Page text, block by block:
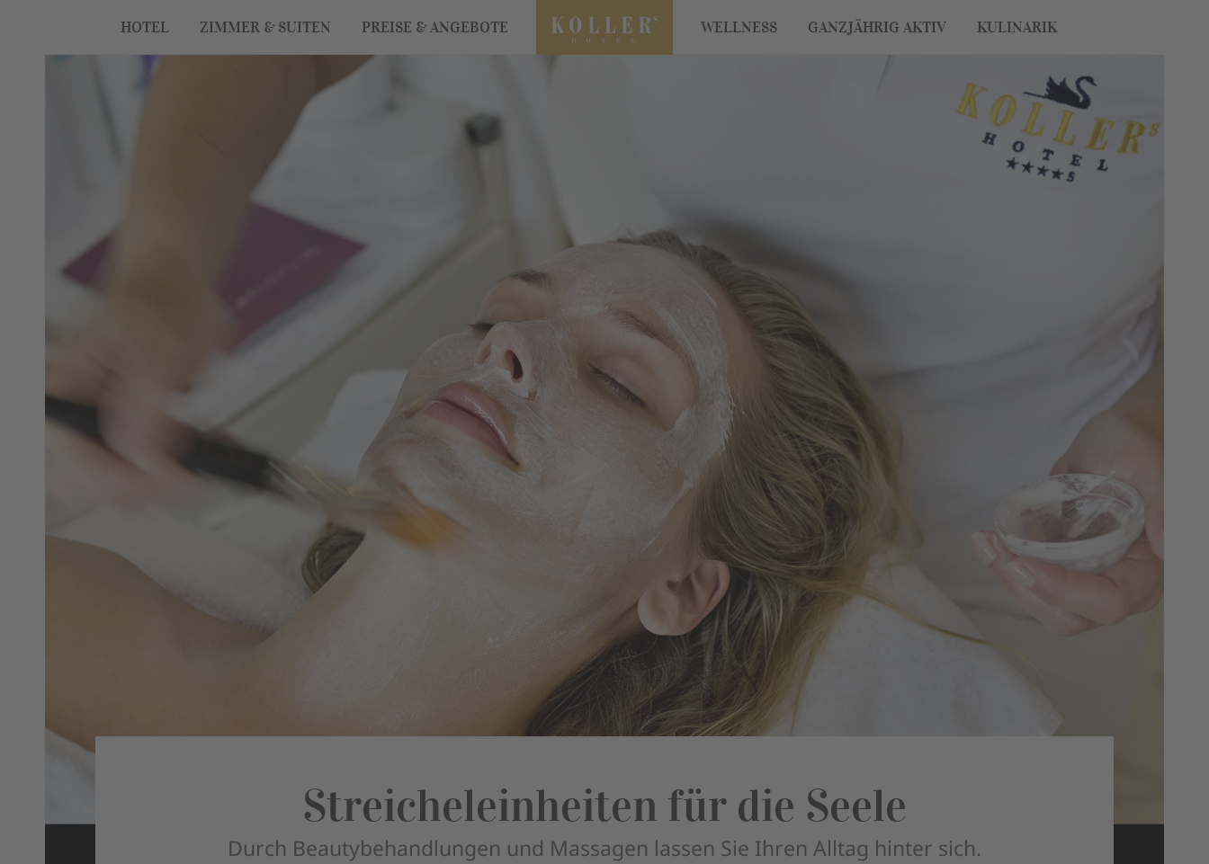
PREISE & ANGEBOTE
ZIMMER & SUITEN
HOTEL WELLNESS GANZJÄHRIG AKTIV KULINARIK
Streicheleinheiten für die Seele
Durch Beautybehandlungen und Massagen lassen Sie Ihren Alltag hinter sich.